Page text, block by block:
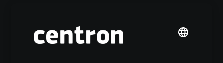
Mehr centron